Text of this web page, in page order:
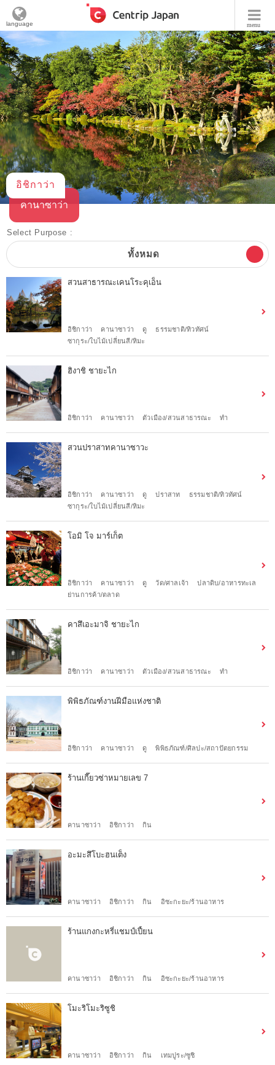
menu
language
อิชิกาว่า
คานาซาว่า
Select Purpose :
ทั้งหมด
สวนสาธารณะเคนโระคุเอ็น
อิชิกาว่า คานาซาว่า ดู
ธรรมชาติ/ทิวทัศน์
ซากุระ/ใบไม้เปลี่ยนสี/หิมะ
ฮิงาชิ ชายะไก
อิชิกาว่า คานาซาว่า ตัวเมือง/สวนสาธารณะ ทำ
สวนปราสาทคานาซาวะ
อิชิกาว่า คานาซาว่า ดู ปราสาท
ธรรมชาติ/ทิวทัศน์
ซากุระ/ใบไม้เปลี่ยนสี/หิมะ
โอมิ โจ มาร์เก็ต
อิชิกาว่า คานาซาว่า ดู วัด/ศาลเจ้า
ปลาดิบ/อาหารทะเล
ย่านการค้า/ตลาด
คาสึเอะมาจิ ชายะไก
อิชิกาว่า คานาซาว่า ตัวเมือง/สวนสาธารณะ ทำ
พิพิธภัณฑ์งานฝีมือแห่งชาติ
อิชิกาว่า คานาซาว่า ดู พิพิธภัณฑ์/ศิลปะ/สถาปัตยกรรม
ร้านเกี๊ยวซ่าหมายเลข 7
คานาซาว่า อิชิกาว่า กิน
อะมะสึโบะฮนเต็ง
คานาซาว่า อิชิกาว่า กิน อิซะกะยะ/ร้านอาหาร
ร้านแกงกะหรี่แชมป์เปี้ยน
คานาซาว่า อิชิกาว่า กิน อิซะกะยะ/ร้านอาหาร
โมะริโมะริซูชิ
คานาซาว่า อิชิกาว่า กิน เทมปูระ/ซูชิ